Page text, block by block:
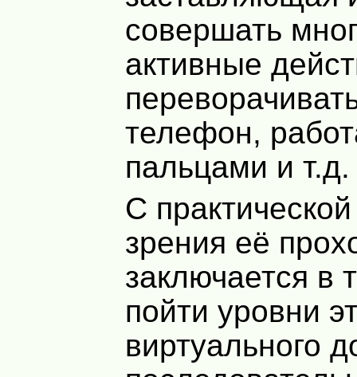
совершать
активные
телефон,
пальцами и т.д.
С практической
зрения её
заключается в
пойти уровни
виртуального